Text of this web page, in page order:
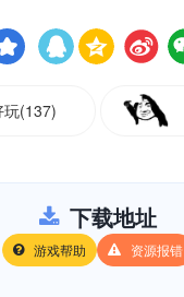
玩(137)
下载地址
游戏帮助 资源报错